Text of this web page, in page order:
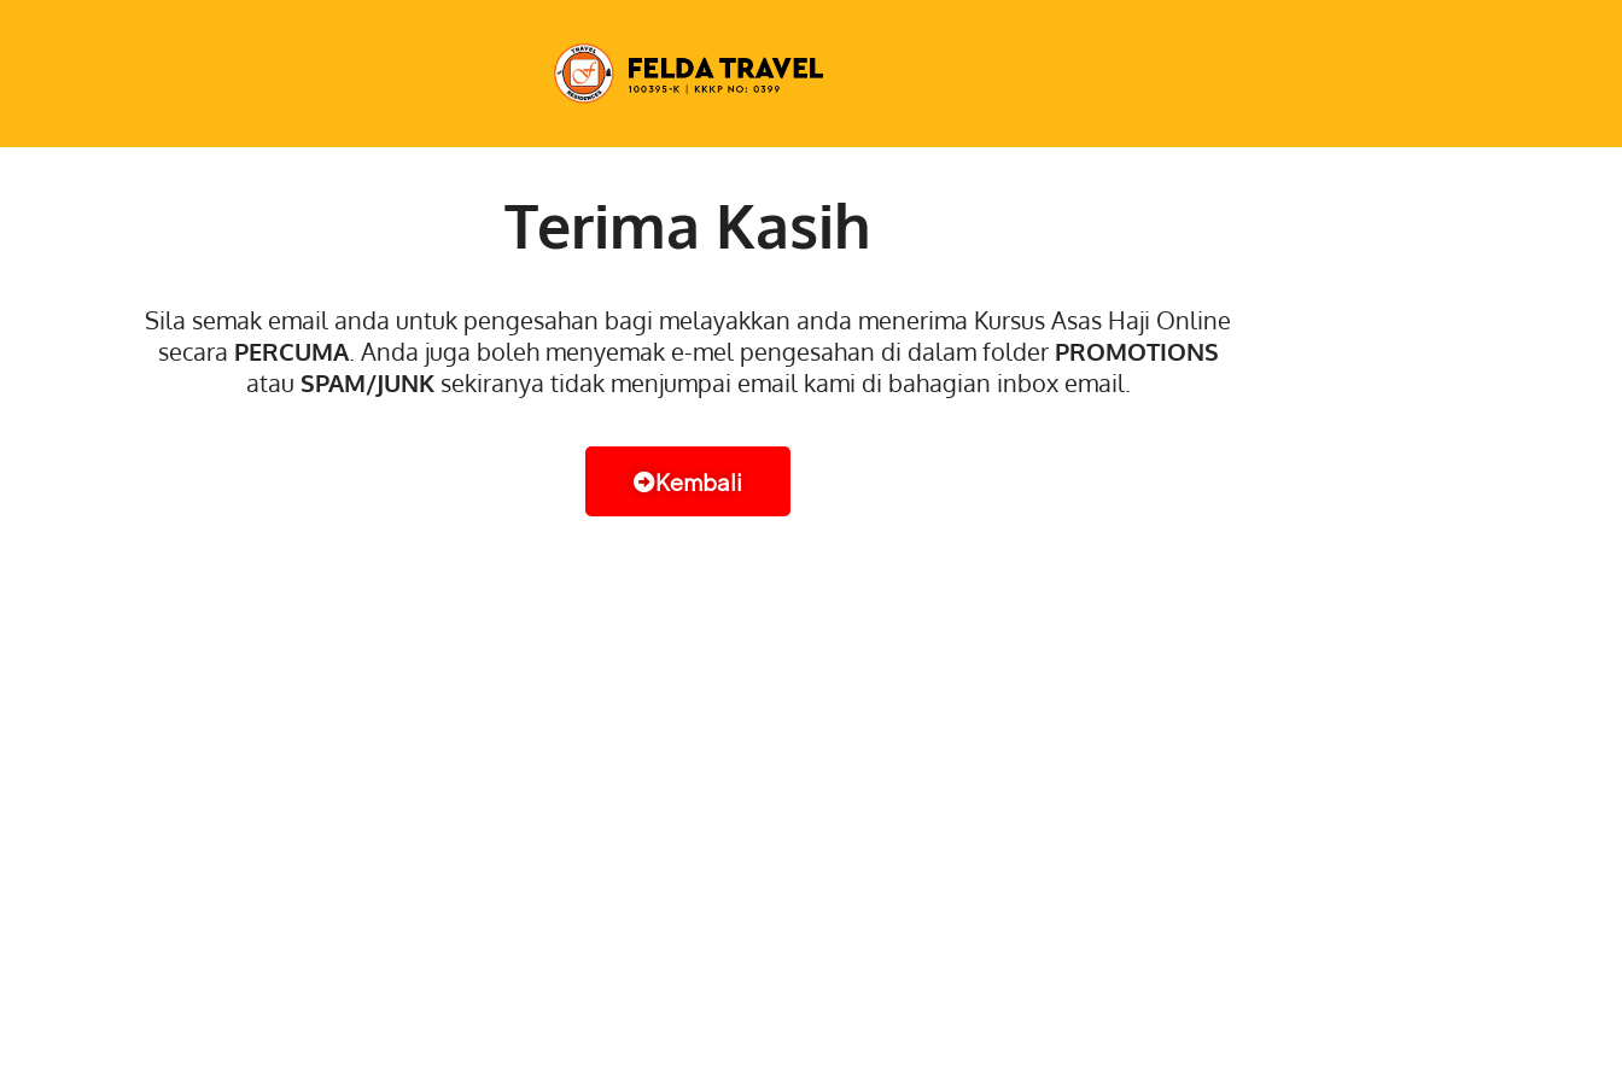
Terima Kasih
Sila semak email anda untuk pengesahan bagi melayakkan anda menerima Kursus Asas Haji Online
secara PERCUMA. Anda juga boleh menyemak e-mel pengesahan di dalam folder PROMOTIONS
atau SPAM/JUNK sekiranya tidak menjumpai email kami di bahagian inbox email.
Kembali